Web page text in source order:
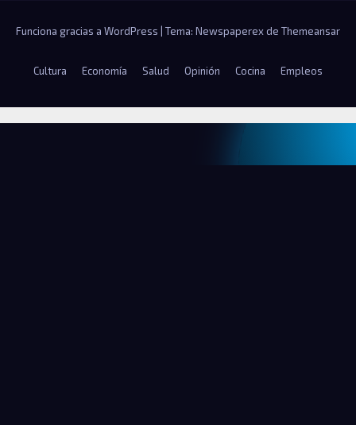
Funciona gracias a WordPress Tema: Newspaperex de Themeansar
Cultura Economía Salud Opinión Cocina Empleos